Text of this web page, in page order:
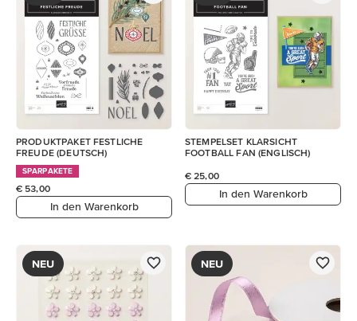
PRODUKTPAKET FESTLICHE
FREUDE (DEUTSCH)
SPARPAKETE
€ 53,00
In den Warenkorb
STEMPELSET KLARSICHT
FOOTBALL FAN (ENGLISCH)
€ 25,00
In den Warenkorb
NEU NEU